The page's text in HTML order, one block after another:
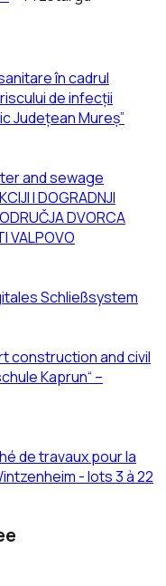
în cadrul
de infecții
Județean Mureș”
and sewage
I DOGRADNJI
DVORCA
VALPOVO
Schließsystem
construction and civil
Kaprun“ –
de travaux pour la
- lots 3 à 22